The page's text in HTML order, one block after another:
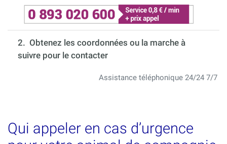
2. Obtenez les coordonnées ou la marche à
suivre pour le contacter
Assistance téléphonique 24/24 7/7
Qui appeler en cas d’urgence